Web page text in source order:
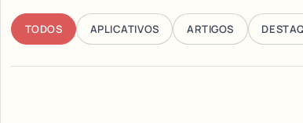
TODOS APLICATIVOS ARTIGOS